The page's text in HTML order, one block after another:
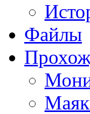
Файлы